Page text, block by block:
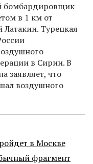
бомбардировщик
в 1 км от
Турецкая
в Сирии. В
заявляет, что
воздушного
в Москве
фрагмент